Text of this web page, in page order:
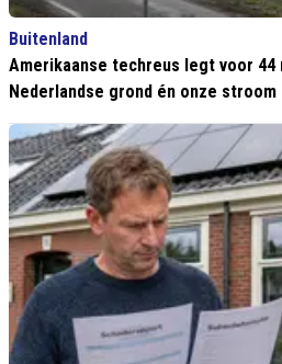
Buitenland
Amerikaanse techreus legt voor 44
Nederlandse grond én onze stroom